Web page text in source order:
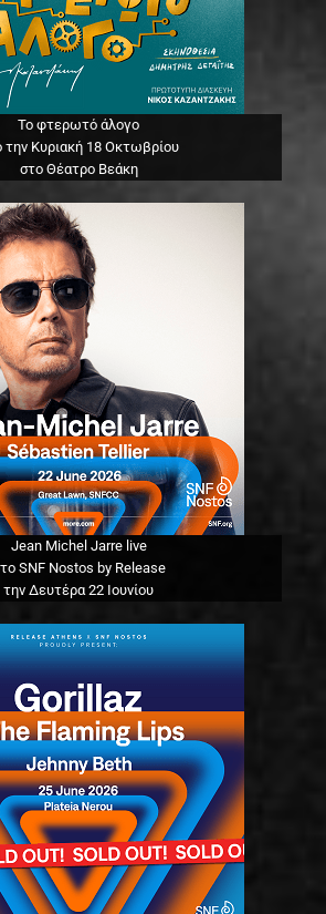
Το φτερωτό άλογο
την Κυριακή 18 Οκτωβρίου
στο Θέατρο Βεάκη
Jean Michel Jarre live
SNF Nostos by Release
την Δευτέρα 22 Ιουνίου